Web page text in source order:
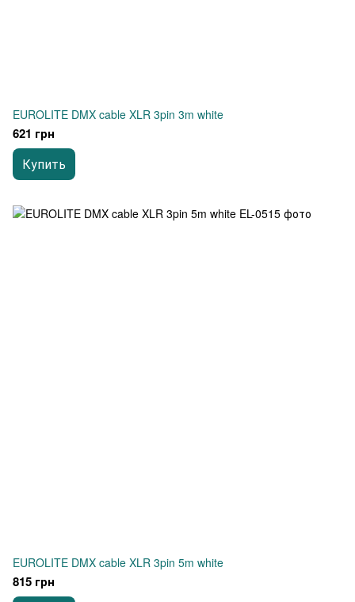
EUROLITE DMX cable XLR 3pin 3m white
621 грн
Купить
EUROLITE DMX cable XLR 3pin 5m white
815 грн